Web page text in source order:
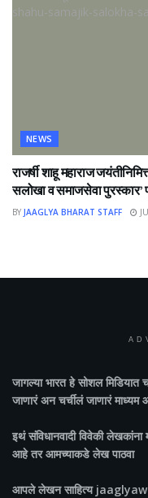
NEWS
राजर्षी शाहू महाराज
सलोखा व समाजसेवा पुरस्कार’
BY JAAGLYA BHARAT STAFF
जागल्या भारतहे सोशल मिडियात
जाणारं अन चर्चीलं जाणारं माध्यम
इथं संविधानवादी विवेकी
आहे तर आमच्याकडे लेख पाठवा
आपले लेखन साहित्य